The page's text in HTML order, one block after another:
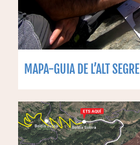
MAPA-GUIA DE L’ALT SEGRE